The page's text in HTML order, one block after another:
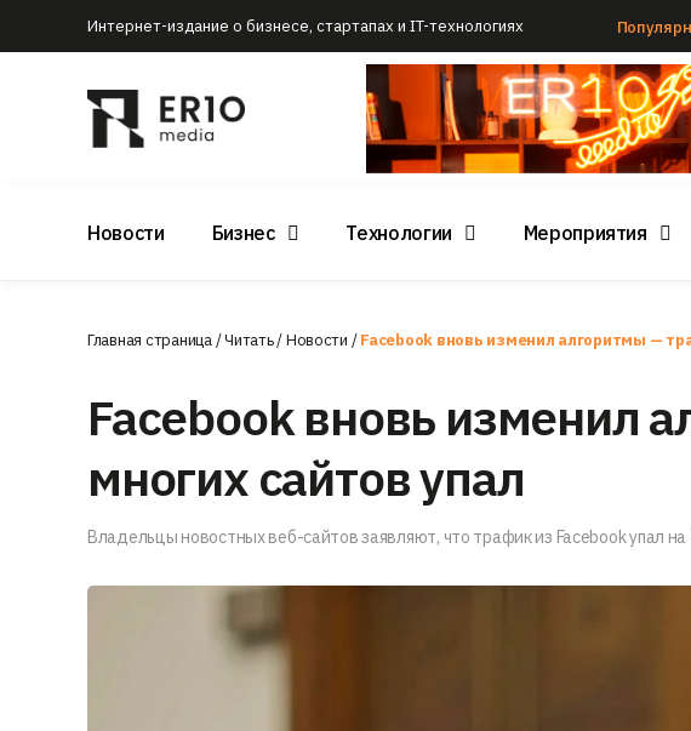
Интернет-издание о бизнесе, стартапах и IT-технологиях
Новости Бизнес Технологии Мероприятия
Главная страница/Читать/Новости /Facebook вновь изменил алгоритмы —
Facebook вновь изменил
многих сайтов упал
Владельцы новостных веб-сайтов заявляют, что трафик из Facebook упал